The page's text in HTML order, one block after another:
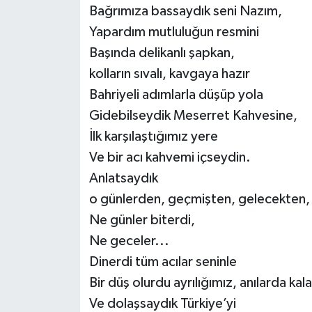
Bağrımıza bassaydık seni Nazım,
Yapardım mutluluğun resmini
Başında delikanlı şapkan,
kolların sıvalı, kavgaya hazır
Bahriyeli adımlarla düşüp yola
Gidebilseydik Meserret Kahvesine,
İlk karşılaştığımız yere
Ve bir acı kahvemi içseydin.
Anlatsaydık
o günlerden, geçmişten, gelecekten,
Ne günler biterdi,
Ne geceler...
Dinerdi tüm acılar seninle
Bir düş olurdu ayrılığımız, anılarda
Ve dolaşsaydık Türkiye’yi